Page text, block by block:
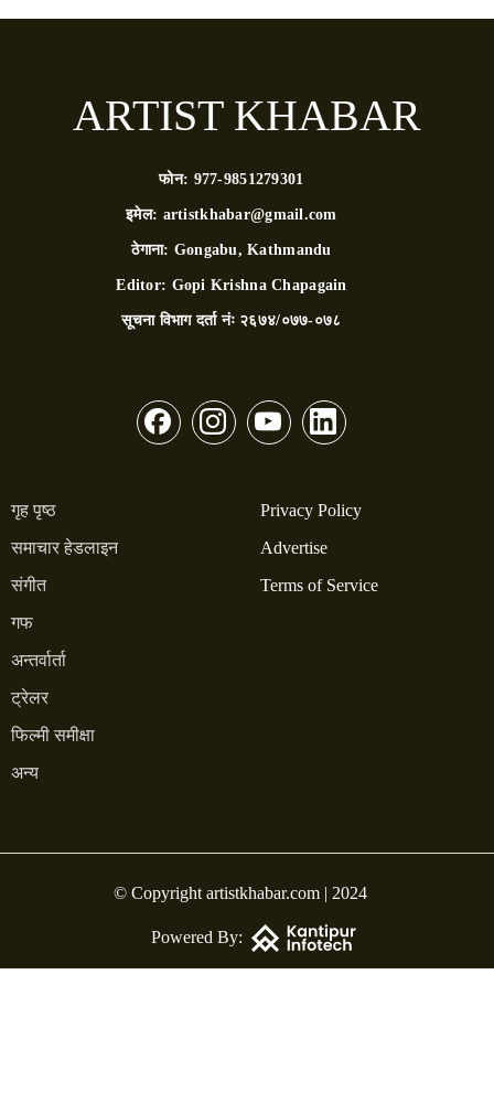
ARTIST KHABAR
फोन: 977-9851279301
इमेल: artistkhabar@gmail.com
ठेगाना: Gongabu, Kathmandu
Editor: Gopi Krishna Chapagain
सूचना विभाग दर्ता नंः २६७४/०७७-०७८
गृह पृष्ठ
समाचार हेडलाइन
संगीत
गफ
अन्तर्वार्ता
ट्रेलर
फिल्मी समीक्षा
अन्य
Privacy Policy
Advertise
Terms of Service
© Copyright artistkhabar.com | 2024
Powered By: